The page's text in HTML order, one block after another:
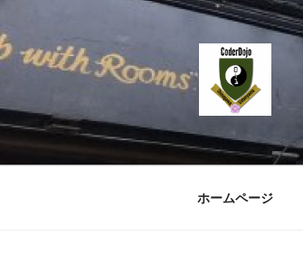
ン
テ
ス
キ
ホームページ